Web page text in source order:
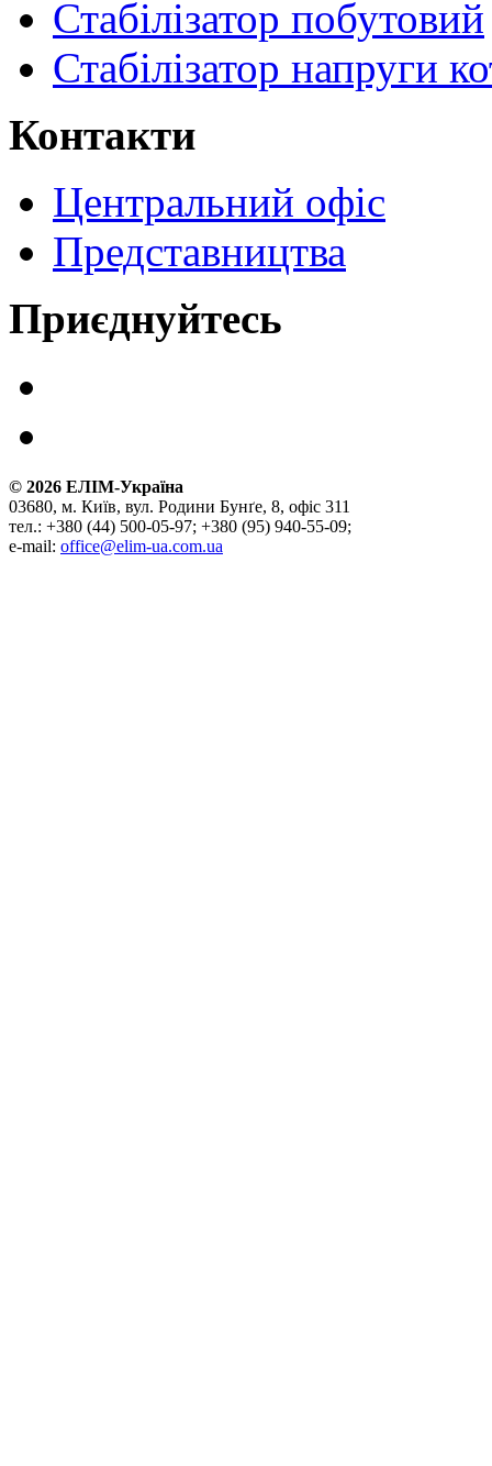
Стабілізатор побутовий
Стабілізатор напруги
Контакти
Центральний офіс
Представництва
Приєднуйтесь
© 2026 ЕЛІМ-Україна
03680, м. Київ, вул. Родини Бунґе, 8, офіс 311
тел.: +380 (44) 500-05-97; +380 (95) 940-55-09;
e-mail: office@elim-ua.com.ua